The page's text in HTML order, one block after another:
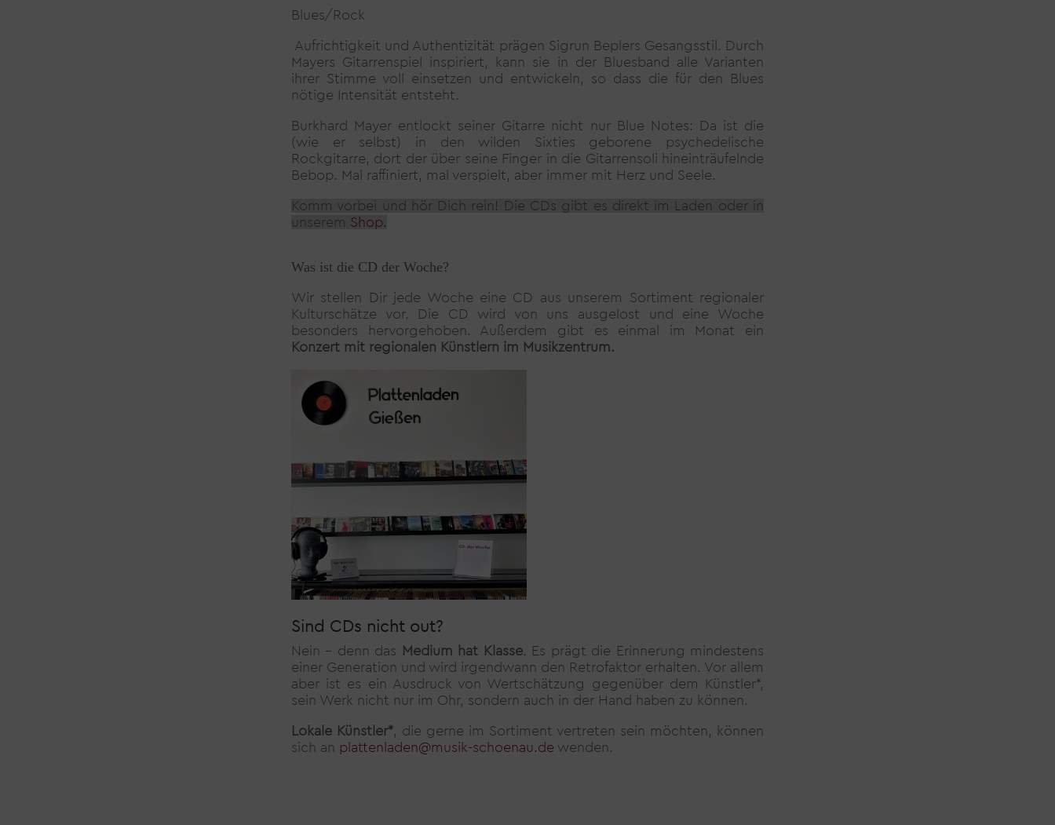
Blues/Rock
Aufrichtigkeit und Authentizität prägen Sigrun Beplers Gesangsstil. Durch
Mayers Gitarrenspiel inspiriert, kann sie in der Bluesband alle Varianten
ihrer Stimme voll einsetzen und entwickeln, so dass die für den Blues
nötige Intensität entsteht.
Burkhard Mayer entlockt seiner Gitarre nicht nur Blue Notes: Da ist die
(wie er selbst) in den wilden Sixties geborene psychedelische
Rockgitarre, dort der über seine Finger in die Gitarrensoli hineinträufelnde
Bebop. Mal raffiniert, mal verspielt, aber immer mit Herz und Seele.
Komm vorbei und hör Dich rein! Die CDs gibt es direkt im Laden oder in
unserem Shop.
Was ist die CD der Woche?
Wir stellen Dir jede Woche eine CD aus unserem Sortiment regionaler
Kulturschätze vor. Die CD wird von uns ausgelost und eine Woche
besonders hervorgehoben. Außerdem gibt es einmal im Monat ein
Konzert mit regionalen Künstlern im Musikzentrum.
Sind CDs nicht out?
Nein – denn das Medium hat Klasse. Es prägt die Erinnerung mindestens
einer Generation und wird irgendwann den Retrofaktor erhalten. Vor allem
aber ist es ein Ausdruck von Wertschätzung gegenüber dem Künstler*,
sein Werk nicht nur im Ohr, sondern auch in der Hand haben zu können.
Lokale Künstler*, die gerne im Sortiment vertreten sein möchten, können
sich an plattenladen@musik-schoenau.de wenden.